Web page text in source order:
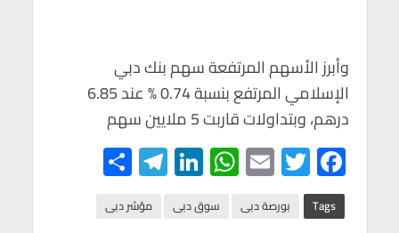
وأبرز الأسهم المرتفعة سهم بنك دبي
الإسلامي المرتفع بنسبة 0.74 % عند 6.85
درهم، وبتداولات قاربت 5 ملايين سهم
F
ac
e
T
wi
tt
E
m
ail
W
h
at
Li
n
ke
Te
le
gr Tags بورصة دبى سوق دبى مؤشر دبى